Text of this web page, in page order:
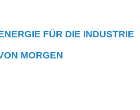
FÜR DIE INDUSTRIE
MORGEN